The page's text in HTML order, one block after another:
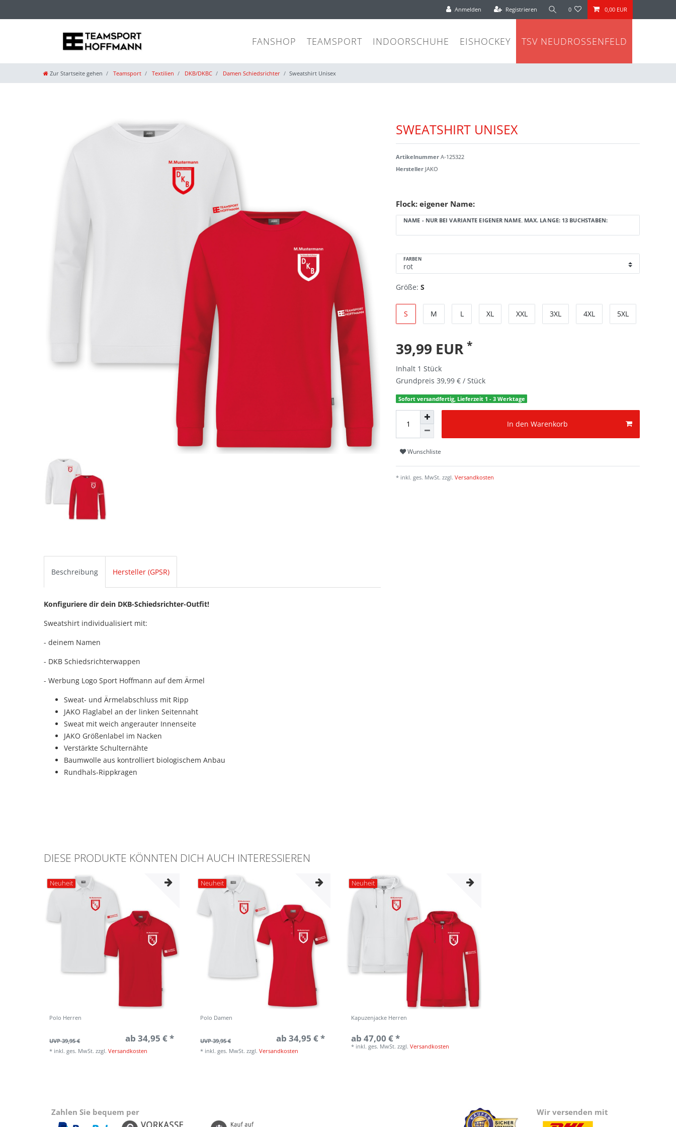
Anmelden Registrieren 0 0,00 EUR
FANSHOP TEAMSPORT INDOORSCHUHE EISHOCKEY TSV NEUDROSSENFELD
Zur Startseite gehen Teamsport Textilien DKB/DKBC Damen Schiedsrichter Sweatshirt Unisex
SWEATSHIRT UNISEX
Artikelnummer A-125322
Hersteller JAKO
Flock: eigener Name:
NAME - NUR BEI VARIANTE EIGENER NAME, MAX. LÄNGE: 13 BUCHSTABEN:
FARBEN
Größe: S
S M L XL XXL 3XL 4XL 5XL
39,99 EUR *
Inhalt 1 Stück
Grundpreis 39,99 € / Stück
Sofort versandfertig, Lieferzeit 1 - 3 Werktage
In den Warenkorb
Wunschliste
* inkl. ges. MwSt. zzgl. Versandkosten
Beschreibung Hersteller (GPSR)
Konfiguriere dir dein DKB-Schiedsrichter-Outfit!
Sweatshirt individualisiert mit:
- deinem Namen
- DKB Schiedsrichterwappen
- Werbung Logo Sport Hoffmann auf dem Ärmel
Sweat- und Ärmelabschluss mit Ripp
JAKO Flaglabel an der linken Seitennaht
Sweat mit weich angerauter Innenseite
JAKO Größenlabel im Nacken
Verstärkte Schulternähte
Baumwolle aus kontrolliert biologischem Anbau
Rundhals-Rippkragen
DIESE PRODUKTE KÖNNTEN DICH AUCH INTERESSIEREN
Neuheit
Polo Herren
UVP 39,95 € ab 34,95 € *
* inkl. ges. MwSt. zzgl.Versandkosten
Neuheit
Polo Damen
UVP 39,95 € ab 34,95 € *
* inkl. ges. MwSt. zzgl.Versandkosten
Neuheit
Kapuzenjacke Herren
ab 47,00 € *
* inkl. ges. MwSt. zzgl.Versandkosten
Zahlen Sie bequem per Wir versenden mit